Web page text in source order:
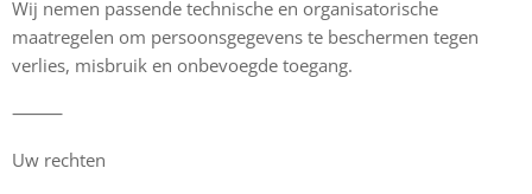
Wij nemen passende technische en organisatorische
maatregelen om persoonsgegevens te beschermen tegen
verlies, misbruik en onbevoegde toegang.
⸻
Uw rechten